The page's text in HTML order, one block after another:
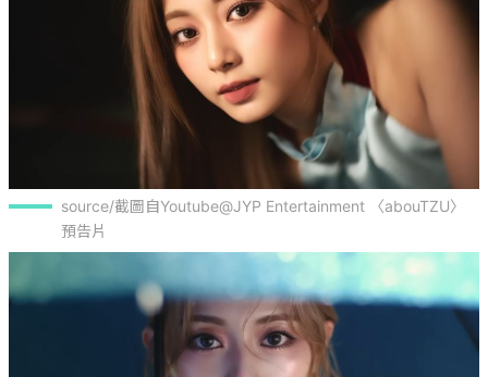
source/截圖自Youtube@JYP Entertainment 〈abouTZU〉
預告片